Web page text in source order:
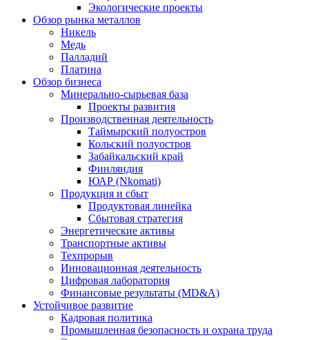
Экологические проекты
Обзор рынка металлов
Никель
Медь
Палладий
Платина
Обзор бизнеса
Минерально-сырьевая база
Проекты развития
Производственная деятельность
Таймырский полуостров
Кольский полуостров
Забайкальский край
Финляндия
ЮАР (Nkomati)
Продукция и сбыт
Продуктовая линейка
Сбытовая стратегия
Энергетические активы
Транспортные активы
Техпрорыв
Инновационная деятельность
Цифровая лаборатория
Финансовые результаты (MD&A)
Устойчивое развитие
Кадровая политика
Промышленная безопасность и охрана труда